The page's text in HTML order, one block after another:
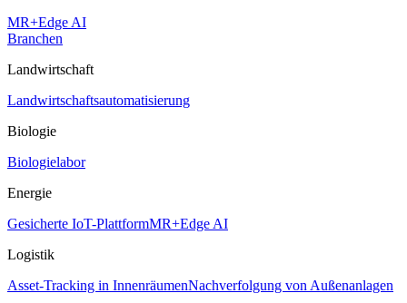
MR+Edge AI
Branchen
Landwirtschaft
Landwirtschaftsautomatisierung
Biologie
Biologielabor
Energie
Gesicherte IoT-PlattformMR+Edge AI
Logistik
Asset-Tracking in InnenräumenNachverfolgung von Außenanlagen